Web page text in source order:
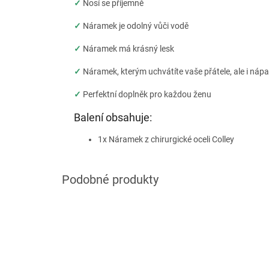
✓ Nosí se příjemně
✓ Náramek je odolný vůči vodě
✓ Náramek má krásný lesk
✓ Náramek, kterým uchvátíte vaše přátele, ale i
✓ Perfektní doplněk pro každou ženu
Balení obsahuje:
1x Náramek z chirurgické oceli Colley